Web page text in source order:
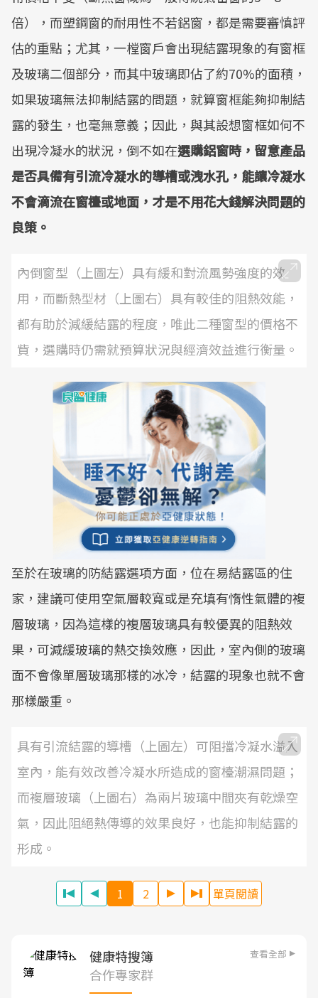
倍），而塑鋼窗的耐用性不若鋁窗，都是需要審慎評
估的重點；尤其，一樘窗戶會出現結露現象的有窗框
及玻璃二個部分，而其中玻璃即佔了約70%的面積，
如果玻璃無法抑制結露的問題，就算窗框能夠抑制結
露的發生，也毫無意義；因此，與其設想窗框如何不
出現冷凝水的狀況，倒不如在選購鋁窗時，留意產品
是否具備有引流冷凝水的導槽或洩水孔，能讓冷凝水
不會滴流在窗檯或地面，才是不用花大錢解決問題的
良策。
內倒窗型（上圖左）具有緩和對流風勢強度的效
用，而斷熱型材（上圖右）具有較佳的阻熱效能，
都有助於減緩結露的程度，唯此二種窗型的價格不
貲，選購時仍需就預算狀況與經濟效益進行衡量。
至於在玻璃的防結露選項方面，位在易結露區的住
家，建議可使用空氣層較寬或是充填有惰性氣體的複
層玻璃，因為這樣的複層玻璃具有較優異的阻熱效
果，可減緩玻璃的熱交換效應，因此，室內側的玻璃
面不會像單層玻璃那樣的冰冷，結露的現象也就不會
那樣嚴重。
具有引流結露的導槽（上圖左）可阻擋冷凝水溢入
室內，能有效改善冷凝水所造成的窗檯潮濕問題；
而複層玻璃（上圖右）為兩片玻璃中間夾有乾燥空
氣，因此阻絕熱傳導的效果良好，也能抑制結露的
形成。
1 2 單頁閱讀
健康特搜簿 查看全部
合作專家群